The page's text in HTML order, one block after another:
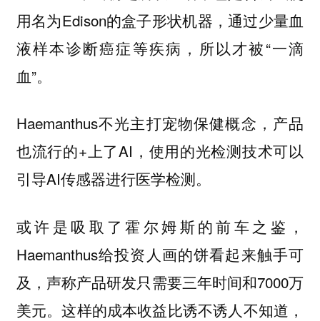
用名为Edison的盒子形状机器，通过少量血
液样本诊断癌症等疾病，所以才被“一滴
血”。
Haemanthus不光主打宠物保健概念，产品
也流行的+上了AI，使用的光检测技术可以
引导AI传感器进行医学检测。
或许是吸取了霍尔姆斯的前车之鉴，
Haemanthus给投资人画的饼看起来触手可
及，声称产品研发只需要三年时间和7000万
美元。这样的成本收益比诱不诱人不知道，